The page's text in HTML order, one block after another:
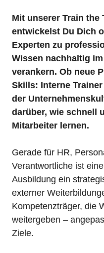
Mit unserer Train the
entwickelst Du Dich
Experten zu
Wissen nachhaltig
verankern. Ob neue
Skills: Interne
der
darüber, wie schnell
Mitarbeiter lernen.
Gerade für HR,
Verantwortliche ist
Ausbildung ein
externer
Kompetenzträger, die
weitergeben –
Ziele.